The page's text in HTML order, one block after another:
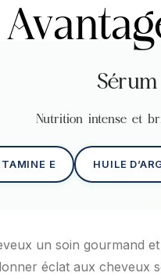
Nutrition intense et
E HUILE
un soin gourmand
éclat aux cheveux